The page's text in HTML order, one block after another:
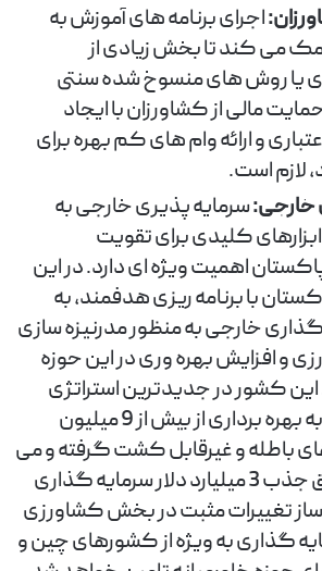
اجرای برنامه های آموزش به
می کند تا بخش زیادی از
یا روش های منسوخ شده سنتی
مالی از کشاورزان با ایجاد
و ارائه وام های کم بهره برای
لازم است.
خارجی:سرمایه پذیری خارجی به
کلیدی برای تقویت
اهمیت ویژه ای دارد. در این
با برنامه ریزی هدفمند، به
خارجی به منظور مدرنیزه سازی
و افزایش بهره وری در این حوزه
کشور در جدیدترین استراتژی
خود، تصمیم به بهره برداری از بیش از 9 میلیون
باطله و غیرقابل کشت گرفته و می
خواهد از طریق جذب 3 میلیارد دلار سرمایه گذاری
ساز تغییرات مثبت در بخش کشاورزی
گذاری به ویژه از کشورهای چین و